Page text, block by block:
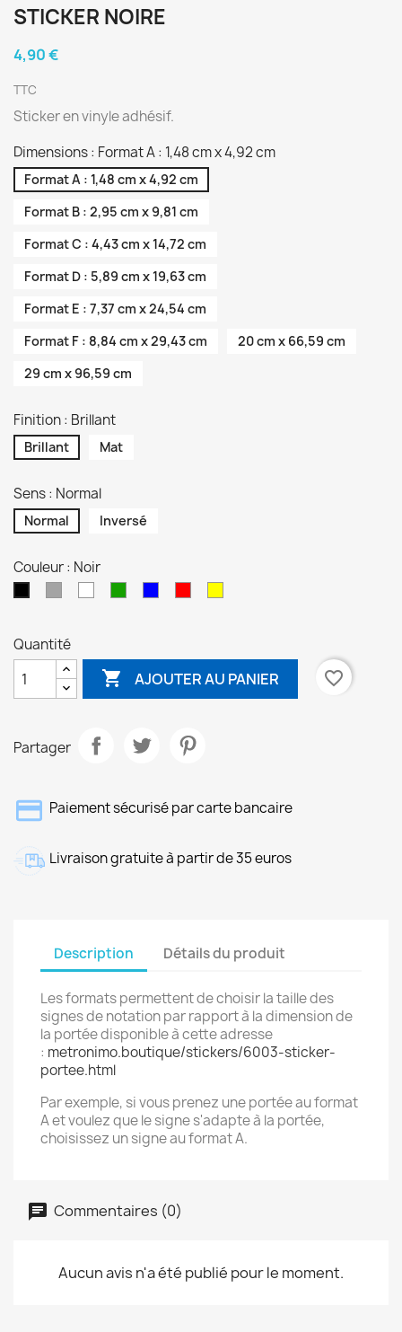
STICKER NOIRE
4,90 €
TTC
Sticker en vinyle adhésif.
Dimensions : Format A : 1,48 cm x 4,92 cm
Format A : 1,48 cm x 4,92 cm
Format B : 2,95 cm x 9,81 cm
Format C : 4,43 cm x 14,72 cm
Format D : 5,89 cm x 19,63 cm
Format E : 7,37 cm x 24,54 cm
Format F : 8,84 cm x 29,43 cm
20 cm x 66,59 cm
29 cm x 96,59 cm
Finition : Brillant
Brillant Mat
Sens : Normal
Normal Inversé
Couleur : Noir
Quantité
 AJOUTER AU PANIER favorite_border
Partager
Paiement sécurisé par carte bancaire
Livraison gratuite à partir de 35 euros
Description Détails du produit
Les formats permettent de choisir la taille des
signes de notation par rapport à la dimension de
la portée disponible à cette adresse
: metronimo.boutique/stickers/6003-sticker-
portee.html
Par exemple, si vous prenez une portée au format
A et voulez que le signe s'adapte à la portée,
choisissez un signe au format A.
Commentaires (0)
Aucun avis n'a été publié pour le moment.